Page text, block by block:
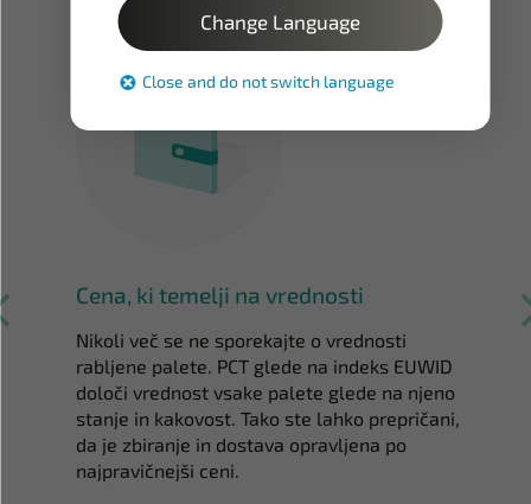
Cena, ki temelji na vrednosti
Nikoli več se ne sporekajte o vrednosti
rabljene palete. PCT glede na indeks EUWID
določi vrednost vsake palete glede na njeno
stanje in kakovost. Tako ste lahko prepričani,
da je zbiranje in dostava opravljena po
najpravičnejši ceni.
Change Language
Close and do not switch language